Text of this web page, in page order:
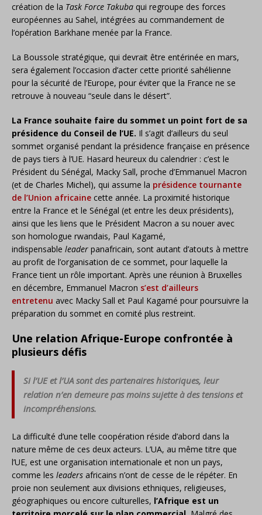
création de la Task Force Takuba qui regroupe des forces
européennes au Sahel, intégrées au commandement de
l’opération Barkhane menée par la France.
La Boussole stratégique, qui devrait être entérinée en mars,
sera également l’occasion d’acter cette priorité sahélienne
pour la sécurité de l’Europe, pour éviter que la France ne se
retrouve à nouveau “seule dans le désert”.
La France souhaite faire du sommet un point fort de sa
présidence du Conseil de l’UE. Il s’agit d’ailleurs du seul
sommet organisé pendant la présidence française en présence
de pays tiers à l’UE. Hasard heureux du calendrier : c’est le
Président du Sénégal, Macky Sall, proche d’Emmanuel Macron
(et de Charles Michel), qui assume la présidence tournante
de l’Union africaine cette année. La proximité historique
entre la France et le Sénégal (et entre les deux présidents),
ainsi que les liens que le Président Macron a su nouer avec
son homologue rwandais, Paul Kagamé,
indispensable leader panafricain, sont autant d’atouts à mettre
au profit de l’organisation de ce sommet, pour laquelle la
France tient un rôle important. Après une réunion à Bruxelles
en décembre, Emmanuel Macron s’est d’ailleurs
entretenu avec Macky Sall et Paul Kagamé pour poursuivre la
préparation du sommet en comité plus restreint.
Une relation Afrique-Europe confrontée à
plusieurs défis
Si l’UE et l’UA sont des partenaires historiques, leur
relation n’en demeure pas moins sujette à des tensions et
incompréhensions.
La difficulté d’une telle coopération réside d’abord dans la
nature même de ces deux acteurs. L’UA, au même titre que
l’UE, est une organisation internationale et non un pays,
comme les leaders africains n’ont de cesse de le répéter. En
proie non seulement aux divisions ethniques, religieuses,
géographiques ou encore culturelles, l’Afrique est un